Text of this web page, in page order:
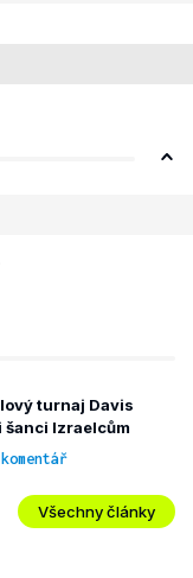
turnaj Davis
Izraelcům
Všechny články